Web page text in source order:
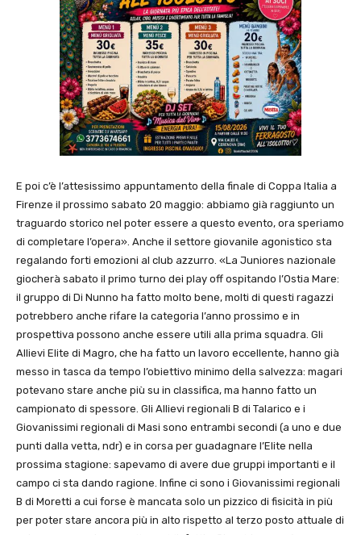
E poi c’è l’attesissimo appuntamento della finale di Coppa Italia a
Firenze il prossimo sabato 20 maggio: abbiamo già raggiunto un
traguardo storico nel poter essere a questo evento, ora speriamo
di completare l’opera». Anche il settore giovanile agonistico sta
regalando forti emozioni al club azzurro. «La Juniores nazionale
giocherà sabato il primo turno dei play off ospitando l’Ostia Mare:
il gruppo di Di Nunno ha fatto molto bene, molti di questi ragazzi
potrebbero anche rifare la categoria l’anno prossimo e in
prospettiva possono anche essere utili alla prima squadra. Gli
Allievi Elite di Magro, che ha fatto un lavoro eccellente, hanno già
messo in tasca da tempo l’obiettivo minimo della salvezza: magari
potevano stare anche più su in classifica, ma hanno fatto un
campionato di spessore. Gli Allievi regionali B di Talarico e i
Giovanissimi regionali di Masi sono entrambi secondi (a uno e due
punti dalla vetta, ndr) e in corsa per guadagnare l’Elite nella
prossima stagione: sapevamo di avere due gruppi importanti e il
campo ci sta dando ragione. Infine ci sono i Giovanissimi regionali
B di Moretti a cui forse è mancata solo un pizzico di fisicità in più
per poter stare ancora più in alto rispetto al terzo posto attuale di